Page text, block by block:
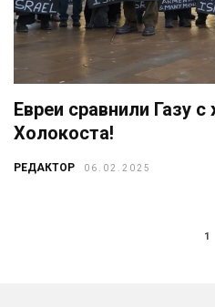
Евреи сравнили Газу
Холокоста!
РЕДАКТОР 06.02.2025
1